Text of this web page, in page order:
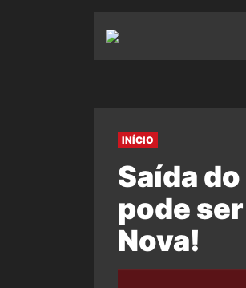
INÍCIO
Saída
pode
Nova!